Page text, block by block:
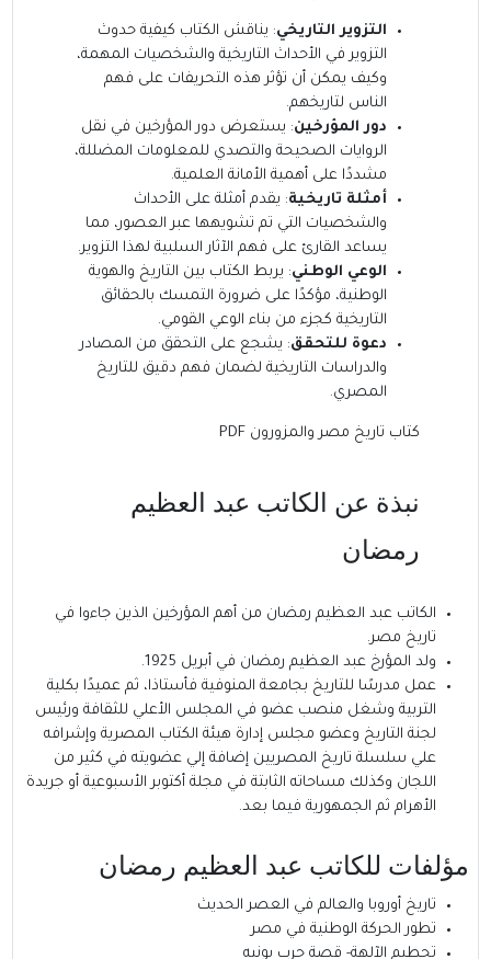
التزوير التاريخي: يناقش الكتاب كيفية حدوث
التزوير في الأحداث التاريخية والشخصيات المهمة،
وكيف يمكن أن تؤثر هذه التحريفات على فهم
الناس لتاريخهم.
دور المؤرخين: يستعرض دور المؤرخين في نقل
الروايات الصحيحة والتصدي للمعلومات المضللة،
مشددًا على أهمية الأمانة العلمية.
أمثلة تاريخية: يقدم أمثلة على الأحداث
والشخصيات التي تم تشويهها عبر العصور، مما
يساعد القارئ على فهم الآثار السلبية لهذا التزوير.
الوعي الوطني: يربط الكتاب بين التاريخ والهوية
الوطنية، مؤكدًا على ضرورة التمسك بالحقائق
التاريخية كجزء من بناء الوعي القومي.
دعوة للتحقق: يشجع على التحقق من المصادر
والدراسات التاريخية لضمان فهم دقيق للتاريخ
المصري.
كتاب تاريخ مصر والمزورون PDF
نبذة عن الكاتب عبد العظيم
رمضان
الكاتب عبد العظيم رمضان من أهم المؤرخين الذين جاءوا في
تاريخ مصر‏.
ولد المؤرخ عبد العظيم رمضان في أبريل 1925.
عمل مدرسًا للتاريخ بجامعة المنوفية فأستاذا، ثم عميدًا بكلية
التربية وشغل منصب عضو في المجلس الأعلي للثقافة ورئيس
لجنة التاريخ وعضو مجلس إدارة هيئة الكتاب المصرية‏‏ وإشرافه
علي سلسلة تاريخ المصريين‏ إضافة إلي عضويته في كثير من
اللجان‏ وكذلك مساحاته الثابتة في مجلة أكتوبر الأسبوعية‏‏ أو جريدة
الأهرام‏‏ ثم الجمهورية فيما بعد‏.‏
مؤلفات للكاتب عبد العظيم رمضان
تاريخ أوروبا والعالم في العصر الحديث
تطور الحركة الوطنية في مصر
تحطيم الآلهة- قصة حرب يونيه